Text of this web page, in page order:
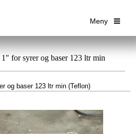
Meny
for syrer og baser 123 ltr min
og baser 123 ltr min (Teflon)